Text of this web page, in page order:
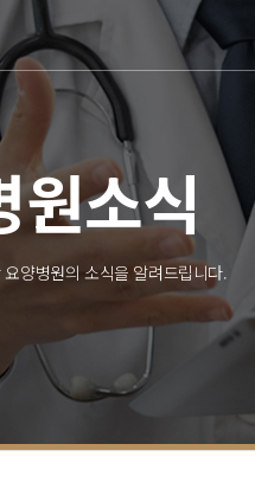
원소식
요양병원의 소식을 알려드립니다.